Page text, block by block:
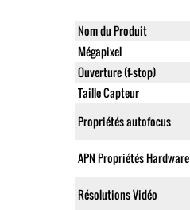
Nom du Produit
Mégapixel
Ouverture (f-stop)
Taille Capteur
Propriétés autofocus
APN Propriétés Hardware
Résolutions Vidéo